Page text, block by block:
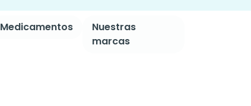
Medicamentos
Nuestras
marcas